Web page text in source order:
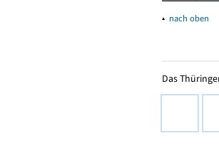
▴ nach oben
Das